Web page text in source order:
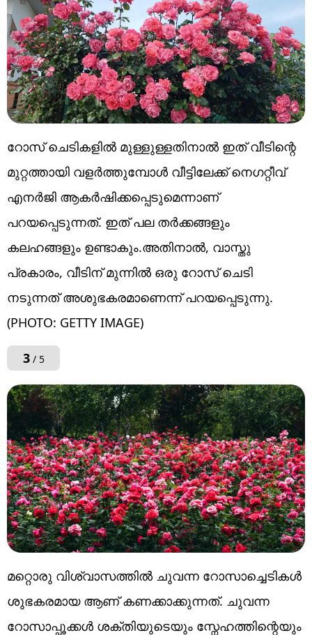
റോസ് ചെടികളിൽ മുള്ളുള്ളതിനാൽ ഇത് വീടിന്റെ
മുറ്റത്തായി വളർത്തുമ്പോൾ വീട്ടിലേക്ക് നെഗറ്റീവ്
എനർജി ആകർഷിക്കപ്പെടുമെന്നാണ്
പറയപ്പെടുന്നത്. ഇത് പല തർക്കങ്ങളും
കലഹങ്ങളും ഉണ്ടാകും.അതിനാൽ, വാസ്തു
പ്രകാരം, വീടിന് മുന്നിൽ ഒരു റോസ് ചെടി
നടുന്നത് അശുഭകരമാണെന്ന് പറയപ്പെടുന്നു.
(PHOTO: GETTY IMAGE)
3/ 5
മറ്റൊരു വിശ്വാസത്തിൽ ചുവന്ന റോസാച്ചെടികൾ
ശുഭകരമായ ആണ് കണക്കാക്കുന്നത്. ചുവന്ന
റോസാപ്പൂക്കൾ ശക്തിയുടെയും സ്നേഹത്തിന്റെയും